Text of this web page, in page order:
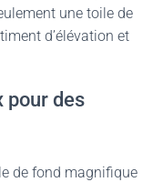
une toile de
d’élévation et
pour des
de fond magnifique